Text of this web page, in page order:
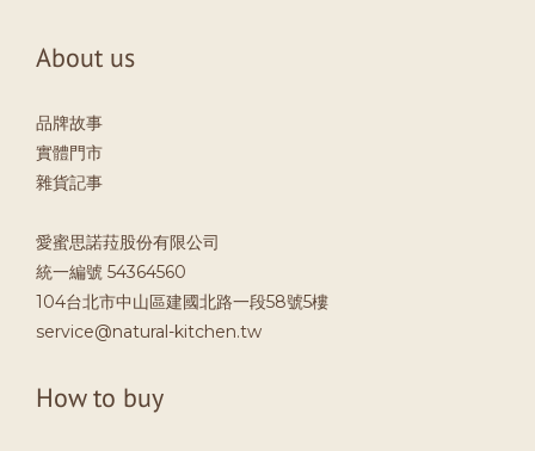
About us
品牌故事
實體門市
雜貨記事
愛蜜思諾菈股份有限公司
統一編號 54364560
104台北市中山區建國北路一段58號5樓
service@natural-kitchen.tw
How to buy